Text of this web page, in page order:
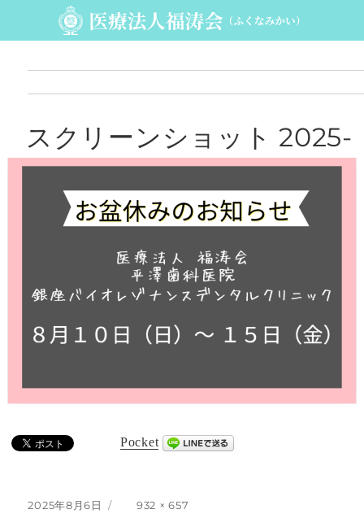
スクリーンショット 2025-
08-06 043814
Pocket
投
2025年8月6日
フ
932 × 657